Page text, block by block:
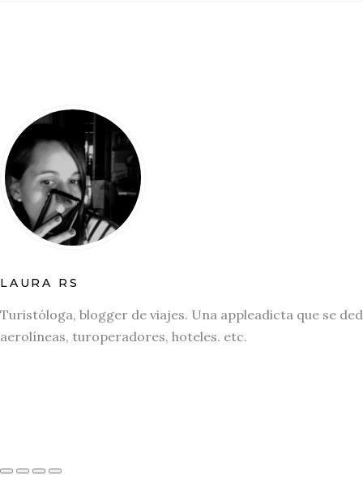
LAURA RS
Turistóloga, blogger de viajes. Una appleadicta que se
aerolíneas, turoperadores, hoteles. etc.